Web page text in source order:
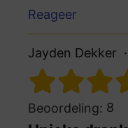
Reageer
Jayden Dekker
Beoordeling: 8